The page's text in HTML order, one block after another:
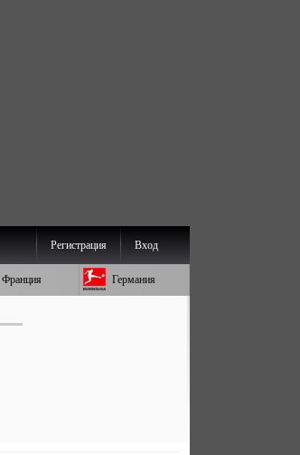
Вход
Регистрация
Франция Германия